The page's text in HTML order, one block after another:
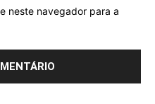
neste navegador para a